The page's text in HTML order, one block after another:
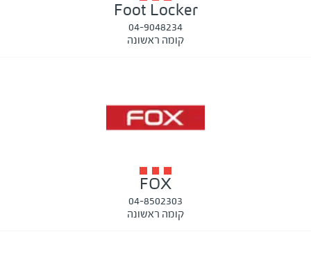
Foot Locker
04-9048234
קומה ראשונה
FOX
04-8502303
קומה ראשונה